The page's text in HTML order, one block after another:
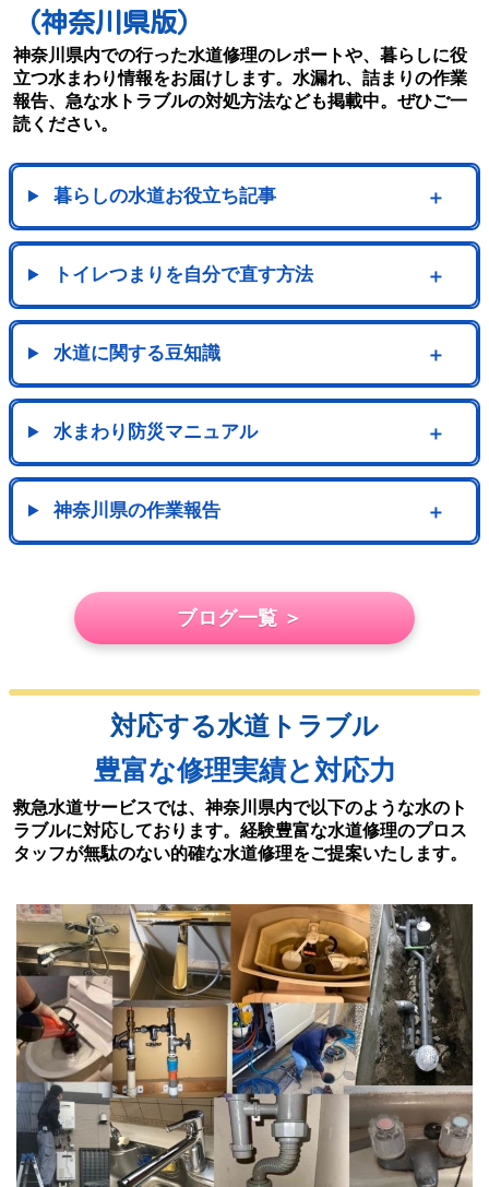
（神奈川県版）
神奈川県内での行った水道修理のレポートや、暮らしに役
立つ水まわり情報をお届けします。水漏れ、詰まりの作業
報告、急な水トラブルの対処方法なども掲載中。ぜひご一
読ください。
暮らしの水道お役立ち記事 ＋
トイレつまりを自分で直す方法 ＋
水道に関する豆知識 ＋
水まわり防災マニュアル ＋
神奈川県の作業報告 ＋
ブログ一覧 ＞
対応する水道トラブル
豊富な修理実績と対応力
救急水道サービスでは、神奈川県内で以下のような水のト
ラブルに対応しております。経験豊富な水道修理のプロス
タッフが無駄のない的確な水道修理をご提案いたします。